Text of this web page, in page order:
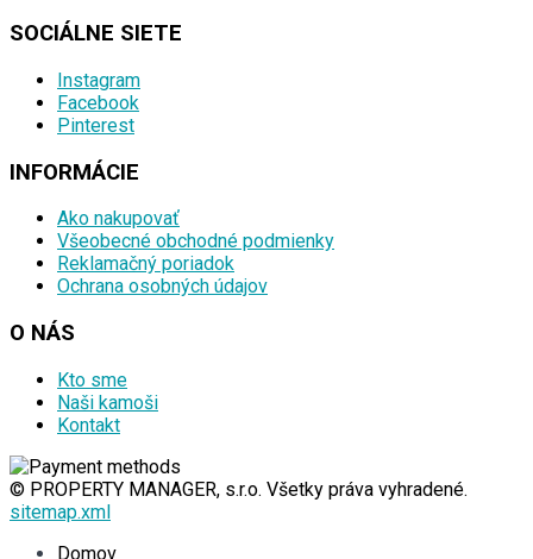
SOCIÁLNE SIETE
Instagram
Facebook
Pinterest
INFORMÁCIE
Ako nakupovať
Všeobecné obchodné podmienky
Reklamačný poriadok
Ochrana osobných údajov
O NÁS
Kto sme
Naši kamoši
Kontakt
© PROPERTY MANAGER, s.r.o. Všetky práva vyhradené.
sitemap.xml
Domov